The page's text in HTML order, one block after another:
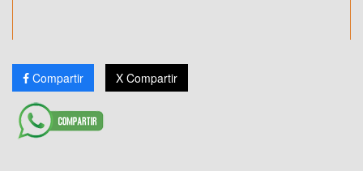
Compartir X Compartir